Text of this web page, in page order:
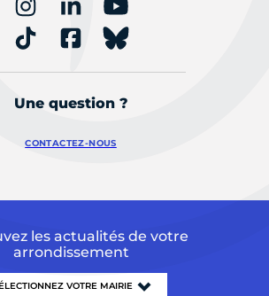
Une question ?
CONTACTEZ-NOUS
les actualités de votre
arrondissement